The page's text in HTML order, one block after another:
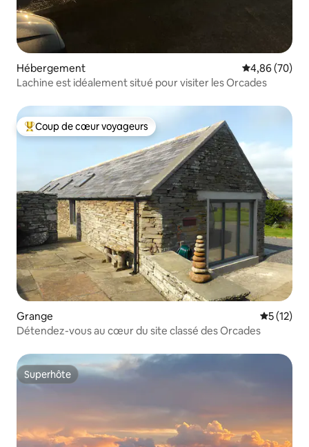
Hébergement Évaluation
4,86 (70)
Lachine est idéalement situé pour visiter les Orcades
Coups de cœur voyageurs les plus appréciés
Coup de cœur voyageurs
Grange
5 (12)
Détendez-vous au cœur du site classé des Orcades
Superhôte
Superhôte